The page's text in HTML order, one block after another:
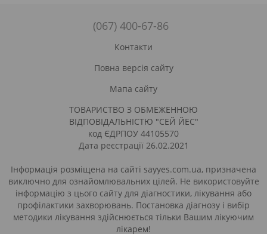
(067) 400-67-86
Контакти
Повна версія сайту
Мапа сайту
ТОВАРИСТВО З ОБМЕЖЕННОЮ
ВІДПОВІДАЛЬНІСТЮ "СЕЙ ЙЕС"
код ЄДРПОУ 44105570
Дата реєстрації 26.02.2021
Інформація розміщена на сайті sayyes.com.ua, призначена
виключно для ознайомлювальних цілей. Не використовуйте
інформацію з цього сайту для діагностики, лікування або
профілактики захворювань. Постановка діагнозу і вибір
методики лікування здійснюється тільки Вашим лікуючим
лікарем!